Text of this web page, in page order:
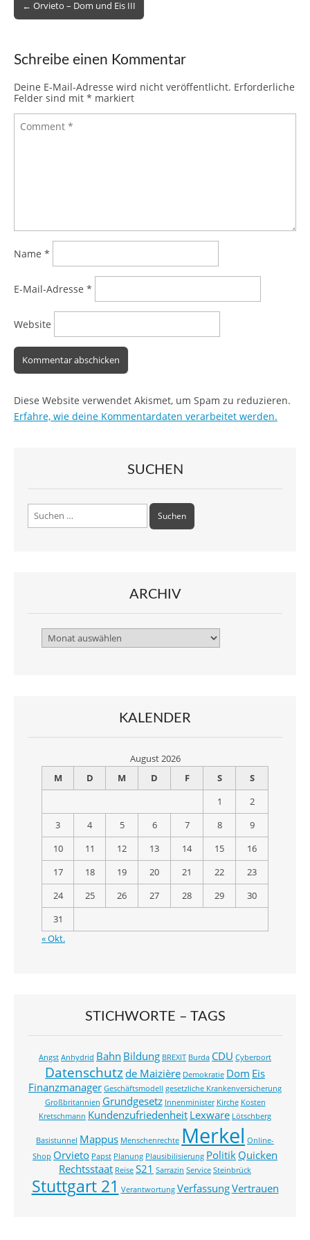
o
o
k
navigation
← Orvieto – Dom und Eis III
Schreibe einen Kommentar
Deine E-Mail-Adresse wird nicht veröffentlicht. Erforderliche
Felder sind mit * markiert
Name *
E-Mail-Adresse *
Website
Diese Website verwendet Akismet, um Spam zu reduzieren.
Erfahre, wie deine Kommentardaten verarbeitet werden.
SUCHEN
Suchen
nach:
ARCHIV
Archiv
KALENDER
August 2026
M
D M D F S
S
1
2
3
4 5 6 7 8
9
10
11 12 13 14 15
16
17
18 19 20 21 22
23
24
25 26 27 28 29
30
31
« Okt.
STICHWORTE – TAGS
Angst Anhydrid Bahn Bildung BREXIT Burda CDU Cyberport
Datenschutzde Maizière Demokratie Dom Eis
Finanzmanager Geschäftsmodell gesetzliche Krankenversicherung
Großbritannien Grundgesetz Innenminister Kirche Kosten
Kretschmann KundenzufriedenheitLexware Lötschberg
Basistunnel Mappus Menschenrechte Merkel Online-
Shop Orvieto Papst Planung Plausibilisierung PolitikQuicken
Rechtsstaat Reise S21 Sarrazin Service Steinbrück
Stuttgart 21 Verantwortung VerfassungVertrauen